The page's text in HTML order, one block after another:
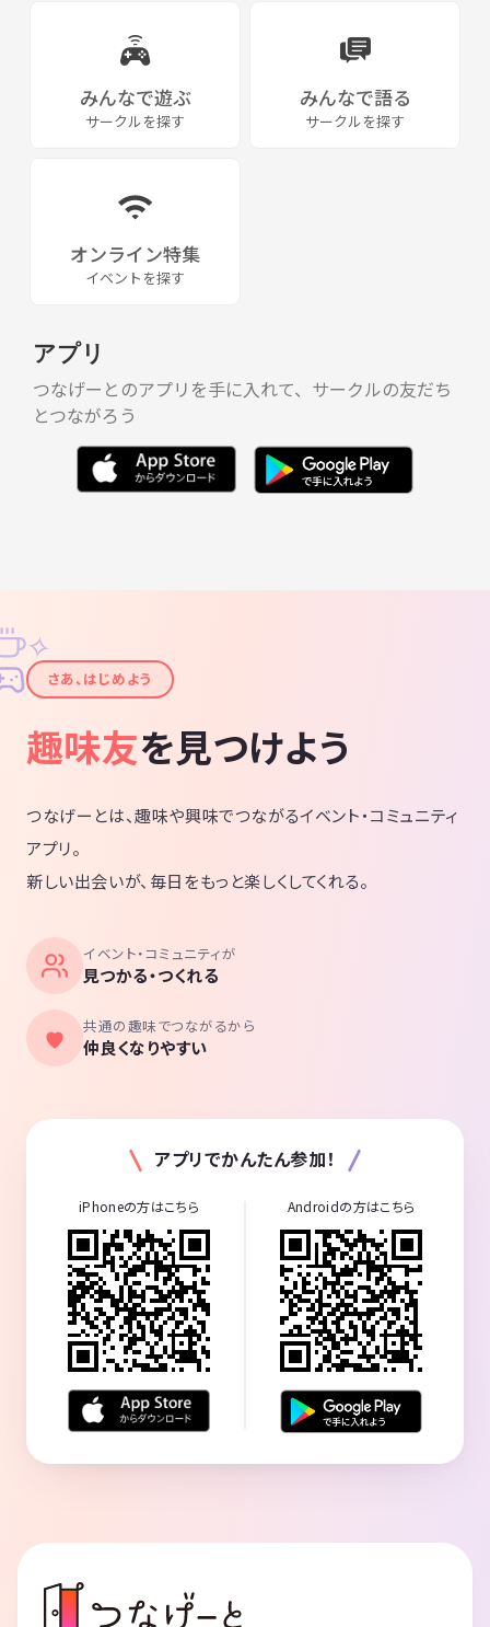
みんなで遊ぶ
サークルを探す
みんなで語る
サークルを探す
オンライン特集
イベントを探す
アプリ
つなげーとのアプリを手に入れて、サークルの友だち
とつながろう
✦
✧
さあ、はじめよう
趣味友を見つけよう
つなげーとは、趣味や興味でつながるイベント・コミュニティ
アプリ。
新しい出会いが、毎日をもっと楽しくしてくれる。
イベント・コミュニティが
見つかる・つくれる
共通の趣味でつながるから
仲良くなりやすい
アプリでかんたん参加！
iPhoneの方はこちら Androidの方はこちら